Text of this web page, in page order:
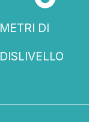
METRI DI
DISLIVELLO